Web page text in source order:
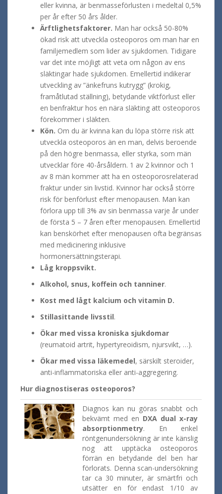
eller kvinna, är benmasseförlusten i medeltal 0,5%
per år efter 50 års ålder.
Ärftlighetsfaktorer. Man har också 50-80%
ökad risk att utveckla osteoporos om man har en
familjemedlem som lider av sjukdomen. Tidigare
var det inte möjligt att veta om någon av ens
släktingar hade sjukdomen. Emellertid indikerar
utveckling av ”änkefruns kutrygg” (krokig,
framåtlutad ställning), betydande viktförlust eller
en benfraktur hos en nära släkting att osteoporos
förekommer i släkten.
Kön. Om du är kvinna kan du löpa större risk att
utveckla osteoporos än en man, delvis beroende
på den högre benmassa, eller styrka, som män
utvecklar före 40-årsåldern. 1 av 2 kvinnor och 1
av 8 män kommer att ha en osteoporosrelaterad
fraktur under sin livstid. Kvinnor har också större
risk för benförlust efter menopausen. Man kan
förlora upp till 3% av sin benmassa varje år under
de första 5 – 7 åren efter menopausen. Emellertid
kan benskörhet efter menopausen ofta begränsas
med medicinering inklusive
hormonersättningsterapi.
Låg kroppsvikt.
Alkohol, snus, koffein och tanniner.
Kost med lågt kalcium och vitamin D.
Stillasittande livsstil.
Ökar med vissa kroniska sjukdomar
(reumatoid artrit, hypertyreoidism, njursvikt, …).
Ökar med vissa läkemedel, särskilt steroider,
anti-inflammatoriska eller anti-aggregering.
Hur diagnostiseras osteoporos?
Diagnos kan nu göras snabbt och
bekvämt med en DXA dual x-ray
absorptionmetry. En enkel
röntgenundersökning är inte känslig
nog att upptäcka osteoporos
förrän en betydande del ben har
förlorats. Denna scan-undersökning
tar ca 30 minuter, är smärtfri och
utsätter en för endast 1/10 av